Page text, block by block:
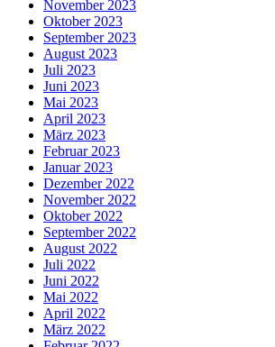
November 2023
Oktober 2023
September 2023
August 2023
Juli 2023
Juni 2023
Mai 2023
April 2023
März 2023
Februar 2023
Januar 2023
Dezember 2022
November 2022
Oktober 2022
September 2022
August 2022
Juli 2022
Juni 2022
Mai 2022
April 2022
März 2022